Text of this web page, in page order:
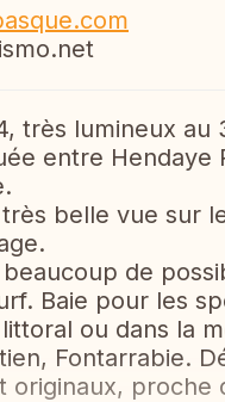
très lumineux
entre Hendaye
belle vue sur
de
Baie pour les
ou dans la
Fontarrabie.
originaux, proche